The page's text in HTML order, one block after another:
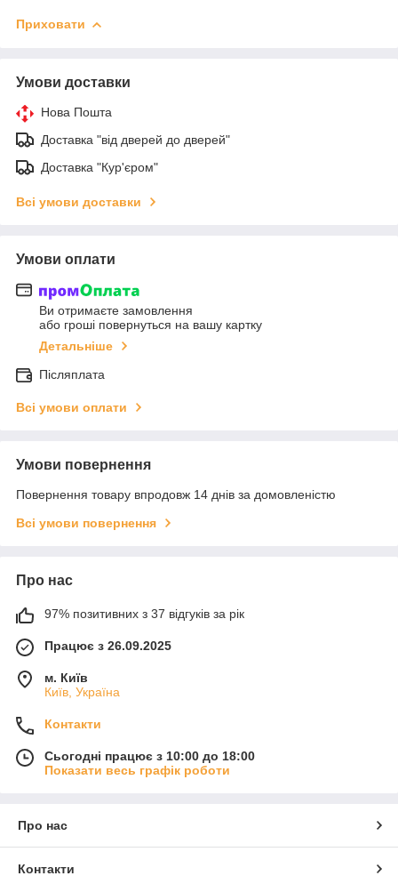
Приховати
Умови доставки
Нова Пошта
Доставка "від дверей до дверей"
Доставка "Кур'єром"
Всі умови доставки
Умови оплати
Ви отримаєте замовлення
або гроші повернуться на вашу картку
Детальніше
Післяплата
Всі умови оплати
Умови повернення
Повернення товару впродовж 14 днів за домовленістю
Всі умови повернення
Про нас
97% позитивних з 37 відгуків за рік
Працює з 26.09.2025
м. Київ
Київ, Україна
Контакти
Сьогодні працює з 10:00 до 18:00
Показати весь графік роботи
Про нас
Контакти